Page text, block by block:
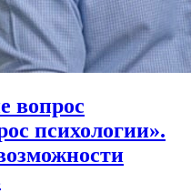
вопрос
психологии».